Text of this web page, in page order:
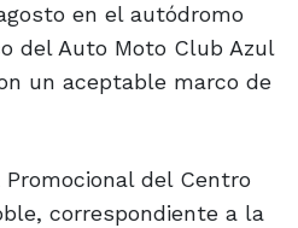
en el autódromo
del Auto Moto Club Azul
un aceptable marco de
del Centro
correspondiente a la